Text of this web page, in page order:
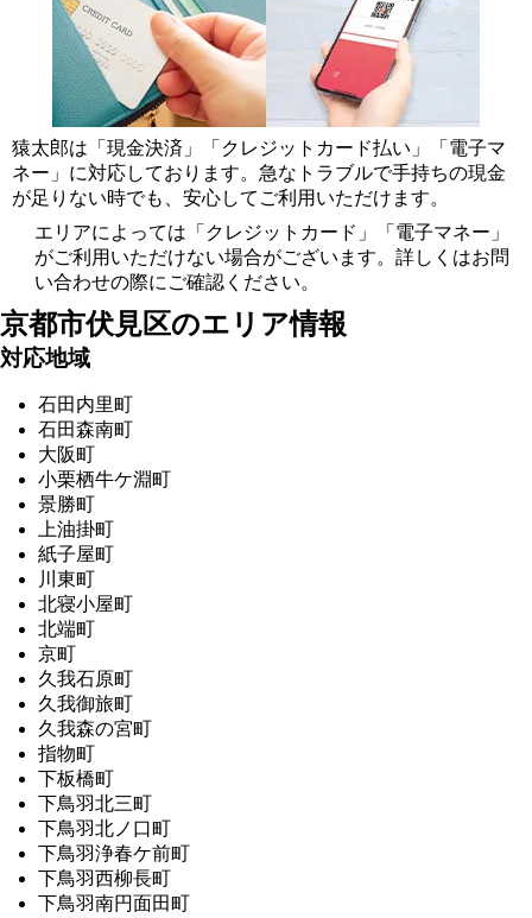
猿太郎は「現金決済」「クレジットカード払い」「電子マ
ネー」に対応しております。急なトラブルで手持ちの現金
が足りない時でも、安心してご利用いただけます。
エリアによっては「クレジットカード」「電子マネー」
がご利用いただけない場合がございます。詳しくはお問
い合わせの際にご確認ください。
京都市伏見区のエリア情報
対応地域
石田内里町
石田森南町
大阪町
小栗栖牛ケ淵町
景勝町
上油掛町
紙子屋町
川東町
北寝小屋町
北端町
京町
久我石原町
久我御旅町
久我森の宮町
指物町
下板橋町
下鳥羽北三町
下鳥羽北ノ口町
下鳥羽浄春ケ前町
下鳥羽西柳長町
下鳥羽南円面田町